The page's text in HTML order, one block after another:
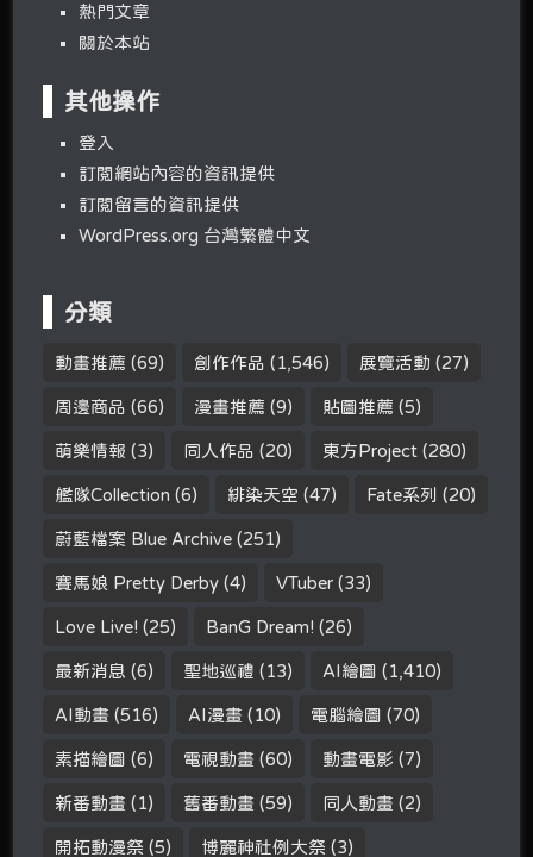
熱門文章
關於本站
其他操作
登入
訂閱網站內容的資訊提供
訂閱留言的資訊提供
WordPress.org 台灣繁體中文
分類
動畫推薦 (69) 創作作品 (1,546) 展覽活動 (27)
周邊商品 (66) 漫畫推薦 (9) 貼圖推薦 (5)
萌樂情報 (3) 同人作品 (20) 東方Project (280)
艦隊Collection (6) 緋染天空 (47) Fate系列 (20)
蔚藍檔案 Blue Archive (251)
賽馬娘 Pretty Derby (4) VTuber (33)
Love Live! (25) BanG Dream! (26)
最新消息 (6) 聖地巡禮 (13) AI繪圖 (1,410)
AI動畫 (516) AI漫畫 (10) 電腦繪圖 (70)
素描繪圖 (6) 電視動畫 (60) 動畫電影 (7)
新番動畫 (1) 舊番動畫 (59) 同人動畫 (2)
開拓動漫祭 (5) 博麗神社例大祭 (3)